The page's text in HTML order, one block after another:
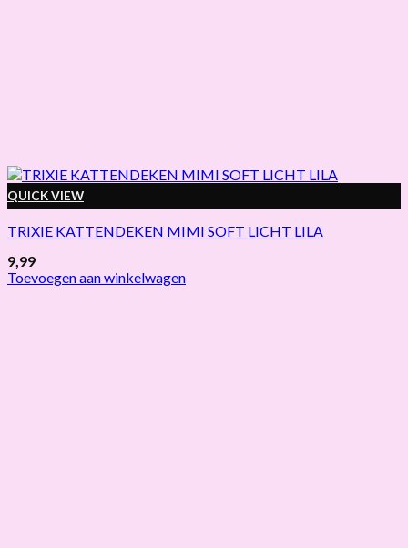
QUICK VIEW
TRIXIE KATTENDEKEN MIMI SOFT LICHT LILA
9,99
Toevoegen aan winkelwagen